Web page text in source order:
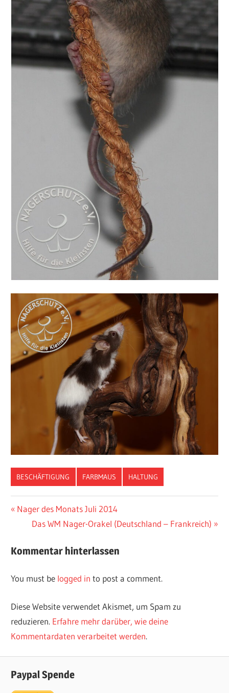
BESCHÄFTIGUNG FARBMAUS HALTUNG
Post
navigation
Vorheriger
Beitrag:
Nager des Monats Juli 2014
Nächster
Das WM Nager-Orakel (Deutschland – Frankreich)
Kommentar hinterlassen
You must be logged in to post a comment.
Diese Website verwendet Akismet, um Spam zu
reduzieren. Erfahre mehr darüber, wie deine
Kommentardaten verarbeitet werden.
Paypal Spende